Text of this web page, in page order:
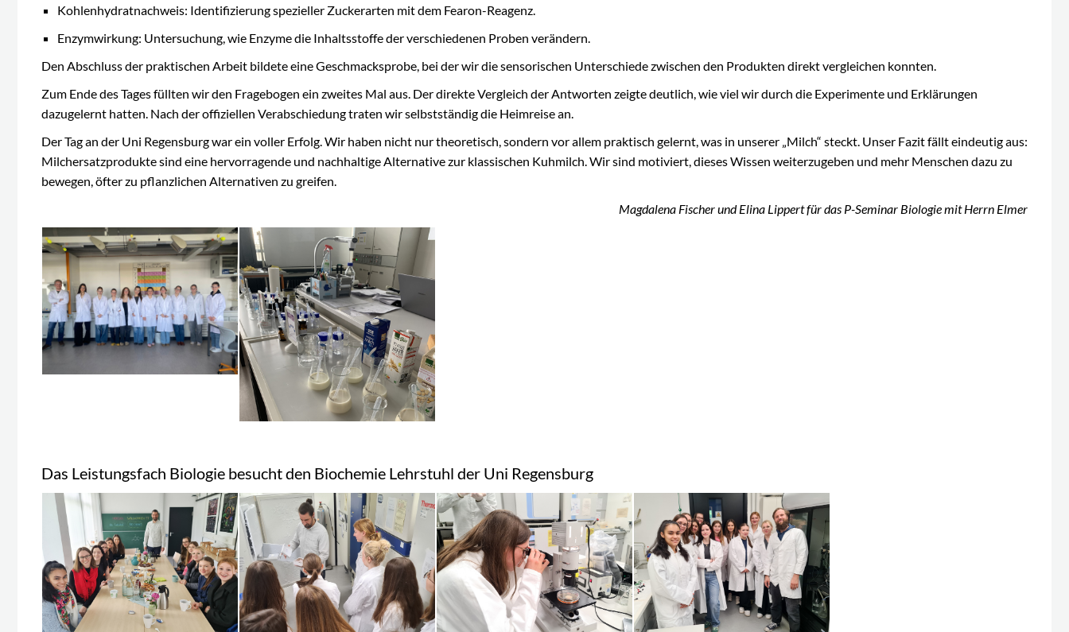
Kohlenhydratnachweis: Identifizierung spezieller Zuckerarten mit dem Fearon-Reagenz.
Enzymwirkung: Untersuchung, wie Enzyme die Inhaltsstoffe der verschiedenen Proben verändern.
Den Abschluss der praktischen Arbeit bildete eine Geschmacksprobe, bei der wir die sensorischen Unterschiede zwischen den Produkten direkt vergleichen konnten.
Zum Ende des Tages füllten wir den Fragebogen ein zweites Mal aus. Der direkte Vergleich der Antworten zeigte deutlich, wie viel wir durch die Experimente und Erklärungen
dazugelernt hatten. Nach der offiziellen Verabschiedung traten wir selbstständig die Heimreise an.
Der Tag an der Uni Regensburg war ein voller Erfolg. Wir haben nicht nur theoretisch, sondern vor allem praktisch gelernt, was in unserer „Milch“ steckt. Unser Fazit fällt eindeutig aus:
Milchersatzprodukte sind eine hervorragende und nachhaltige Alternative zur klassischen Kuhmilch. Wir sind motiviert, dieses Wissen weiterzugeben und mehr Menschen dazu zu
bewegen, öfter zu pflanzlichen Alternativen zu greifen.
Magdalena Fischer und Elina Lippert für das P-Seminar Biologie mit Herrn Elmer
Das Leistungsfach Biologie besucht den Biochemie Lehrstuhl der Uni Regensburg